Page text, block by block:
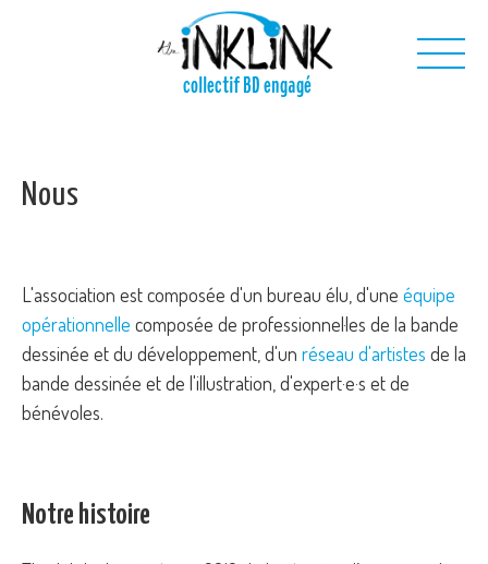
collectif BD engagé
Nous
L'association est composée d'un bureau élu, d'une équipe
opérationnelle composée de professionnel·les de la bande
dessinée et du développement, d'un réseau d'artistes de la
bande dessinée et de l'illustration, d'expert·e·s et de
bénévoles.
Notre histoire